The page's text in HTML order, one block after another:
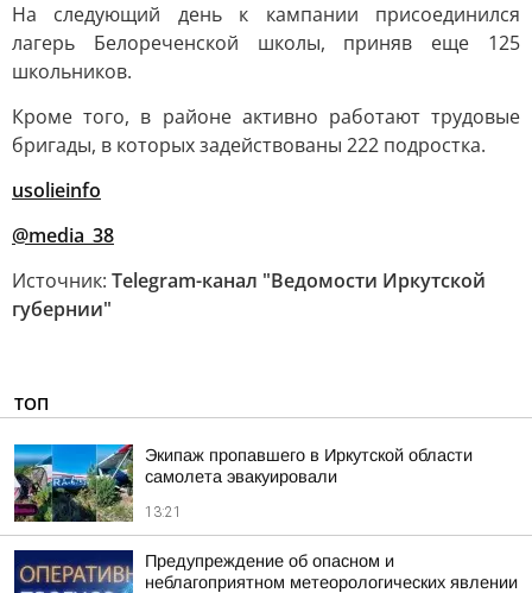
На следующий день к кампании присоединился
лагерь Белореченской школы, приняв еще 125
школьников.
Кроме того, в районе активно работают трудовые
бригады, в которых задействованы 222 подростка.
usolieinfo
@media_38
Источник: Telegram-канал "Ведомости Иркутской
губернии"
ТОП
Экипаж пропавшего в Иркутской области
самолета эвакуировали
13:21
Предупреждение об опасном и
неблагоприятном метеорологических явлении